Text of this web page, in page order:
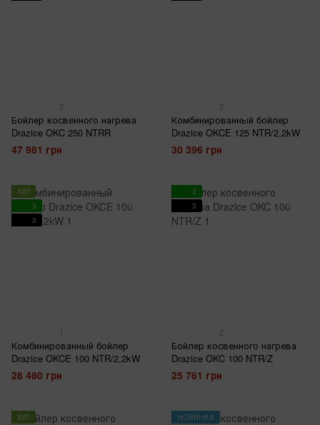
2
Бойлер косвенного нагрева
Drazice OKC 250 NTRR
47 981 грн
2
Комбинированный бойлер
Drazice OKCE 125 NTR/2,2kW
30 396 грн
ХИТ
3
3
1
Комбинированный бойлер
Drazice OKCE 100 NTR/2,2kW
28 480 грн
3
3
2
Бойлер косвенного нагрева
Drazice OKC 100 NTR/Z
25 761 грн
ХИТ
НОВИНКА